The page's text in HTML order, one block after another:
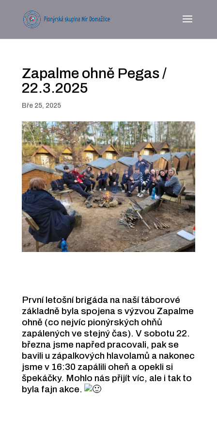
Zapalme ohně Pegas /
22.3.2025
Bře 25, 2025
První letošní brigáda na naší táborové
základně byla spojena s výzvou Zapalme
ohně (co nejvíc pionýrských ohňů
zapálených ve stejný čas). V sobotu 22.
března jsme napřed pracovali, pak se
bavili u zápalkových hlavolamů a nakonec
jsme v 16:30 zapálili oheň a opekli si
špekáčky. Mohlo nás přijít víc, ale i tak to
byla fajn akce.